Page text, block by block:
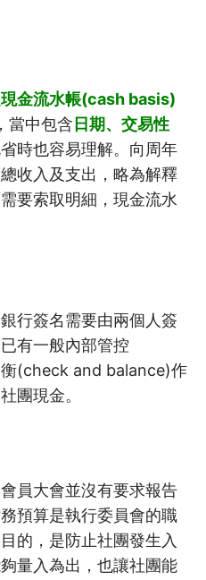
現金流水帳(cash basis)
當中包含 日期、交易性
時也容易理解。向周年
收入及支出，略為解釋
要索取明細，現金流水
行簽名需要由兩個人簽
有一般內部管控
(check and balance)作
團現金。
員大會並沒有要求報告
預算是執行委員會的職
的，是防止社團發生入
量入為出，也讓社團能